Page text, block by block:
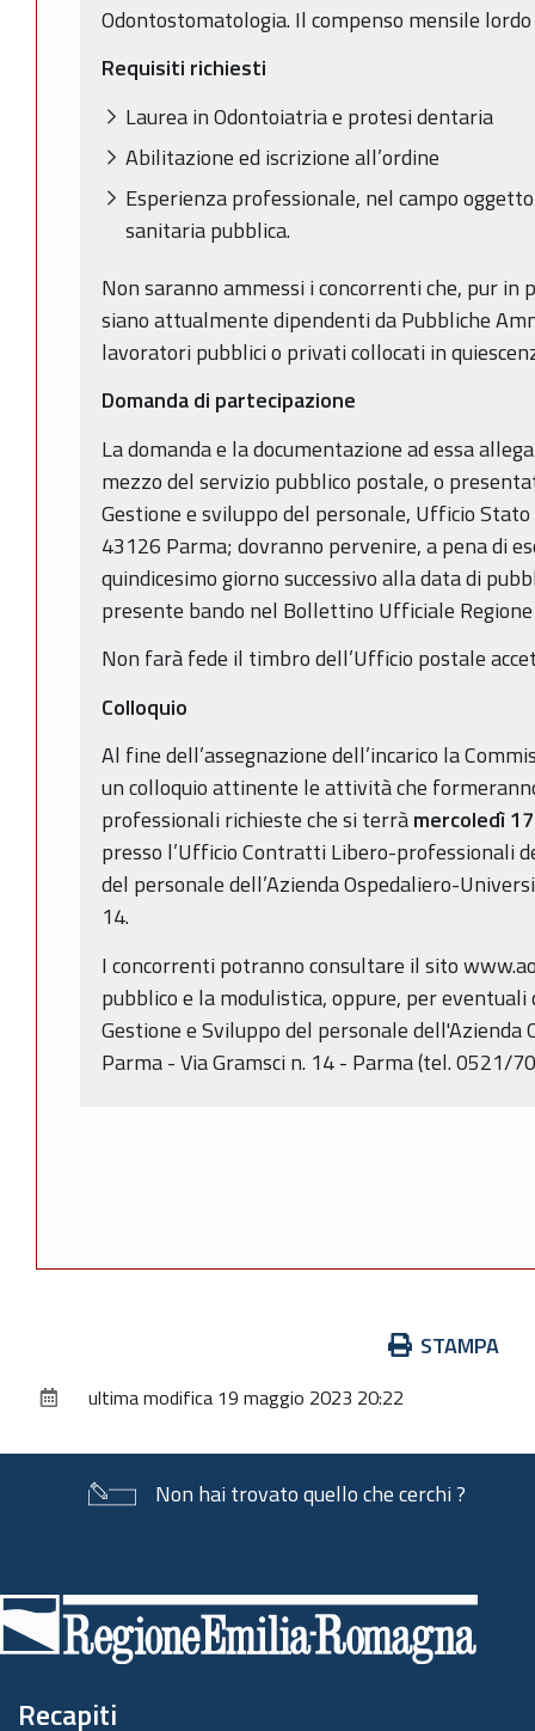
Odontostomatologia. Il compenso mensile
Requisiti richiesti
Laurea in Odontoiatria e protesi dentaria
Abilitazione ed iscrizione all’ordine
Esperienza professionale, nel campo
sanitaria pubblica.
Non saranno ammessi i concorrenti che, pur in
siano attualmente dipendenti da Pubbliche
lavoratori pubblici o privati collocati in
Domanda di partecipazione
La domanda e la documentazione ad essa
mezzo del servizio pubblico postale, o
Gestione e sviluppo del personale, Ufficio Stato
43126 Parma; dovranno pervenire, a pena di
quindicesimo giorno successivo alla data di
presente bando nel Bollettino Ufficiale
Non farà fede il timbro dell’Ufficio postale
Colloquio
Al fine dell’assegnazione dell’incarico la
un colloquio attinente le attività che
professionali richieste che si terràmercoledì
presso l’Ufficio Contratti Libero-professionali
del personale dell’Azienda Ospedaliero-
14.
I concorrenti potranno consultare il sito
pubblico e la modulistica, oppure, per
Gestione e Sviluppo del personale
Parma - Via Gramsci n. 14 - Parma (tel. 0521/
documento
STAMPA
ultima modifica 19 maggio 2023 20:22
Non hai trovato quello che cerchi ?
di
pagina
Recapiti